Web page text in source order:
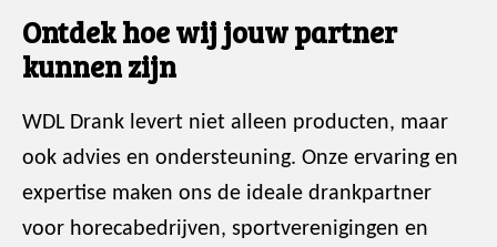
Ontdek hoe wij jouw partner
kunnen zijn
WDL Drank levert niet alleen producten, maar
ook advies en ondersteuning. Onze ervaring en
expertise maken ons de ideale drankpartner
voor horecabedrijven, sportverenigingen en